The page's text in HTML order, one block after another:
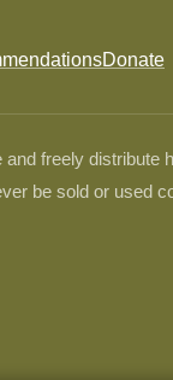
Donate
freely distribute
be sold or used